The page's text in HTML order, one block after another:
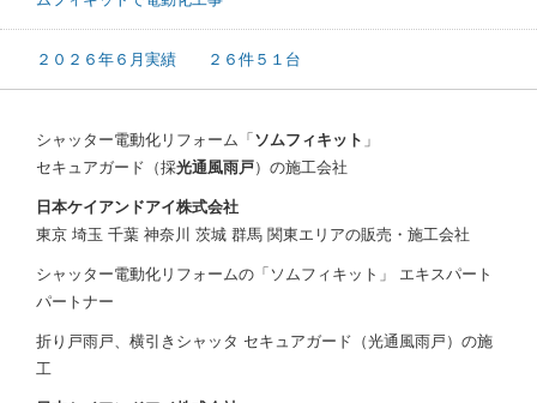
２０２６年６月実績 ２６件５１台
シャッター電動化リフォーム「 ソムフィキット 」
セキュアガード（採光通風雨戸）の施工会社
日本ケイアンドアイ株式会社
東京 埼玉 千葉 神奈川 茨城 群馬 関東エリアの販売・施工会社
シャッター電動化リフォームの「ソムフィキット」 エキスパート
パートナー
折り戸雨戸、横引きシャッタ セキュアガード（光通風雨戸）の施
工